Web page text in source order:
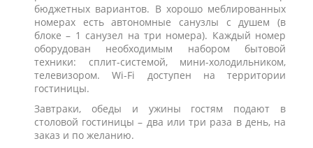
бюджетных вариантов. В хорошо меблированных
номерах есть автономные санузлы с душем (в
блоке – 1 санузел на три номера). Каждый номер
оборудован необходимым набором бытовой
техники: сплит-системой, мини-холодильником,
телевизором. Wi-Fi доступен на территории
гостиницы.
Завтраки, обеды и ужины гостям подают в
столовой гостиницы – два или три раза в день, на
заказ и по желанию.